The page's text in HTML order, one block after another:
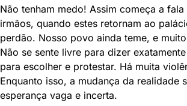
Não tenham medo! Assim começa a
irmãos, quando estes retornam ao
perdão. Nosso povo ainda teme, e
Não se sente livre para dizer
para escolher e protestar. Há muita
Enquanto isso, a mudança da realidade
esperança vaga e incerta.